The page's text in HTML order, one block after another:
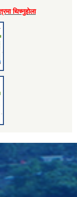
थिच्नुहाेला